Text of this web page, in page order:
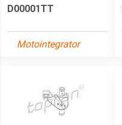
D00001TT
Motointegrator